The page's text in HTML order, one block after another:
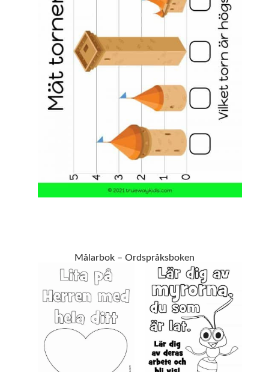
Målarbok – Ordspråksboken